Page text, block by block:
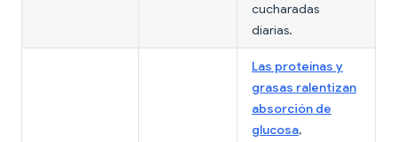
cucharadas
diarias.
Las proteínas y
grasas ralentizan
absorción de
glucosa,